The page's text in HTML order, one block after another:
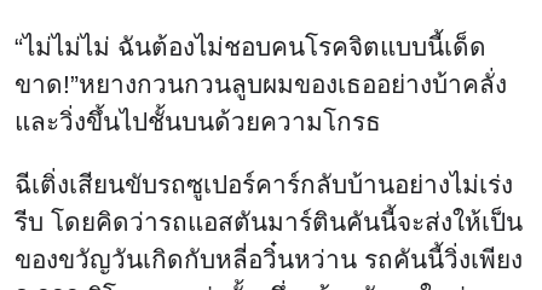
“ไม่ไม่ไม่ ฉันต้องไม่ชอบคนโรคจิตแบบนี้เด็ด
ขาด!”หยางกวนกวนลูบผมของเธออย่างบ้าคลั่ง
และวิ่งขึ้นไปชั้นบนด้วยความโกรธ
ฉีเติ่งเสียนขับรถซูเปอร์คาร์กลับบ้านอย่างไม่เร่ง
รีบ โดยคิดว่ารถแอสตันมาร์ตินคันนี้จะส่งให้เป็น
ของขวัญวันเกิดกับหลี่อวิ๋นหว่าน รถคันนี้วิ่งเพียง